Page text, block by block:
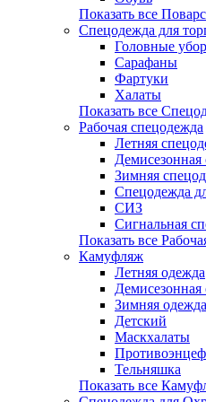
Показать все
Спецодежда для
Головные
Сарафаны
Фартуки
Халаты
Показать все
Рабочая спецодежда
Летняя
Демисезонная
Зимняя
Спецодежда
СИЗ
Сигнальная
Показать все
Камуфляж
Летняя одежда
Демисезонная
Зимняя одежда
Детский
Маскхалаты
Тельняшка
Показать все